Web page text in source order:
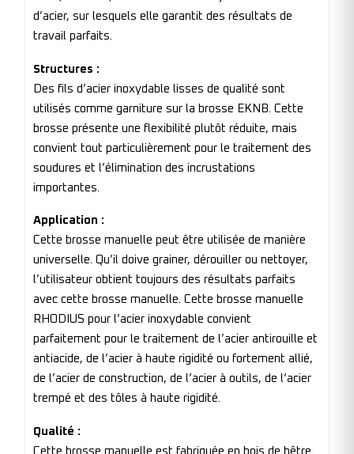
d’acier, sur lesquels elle garantit des résultats de
travail parfaits.
Structures :
Des fils d’acier inoxydable lisses de qualité sont
utilisés comme garniture sur la brosse EKNB. Cette
brosse présente une flexibilité plutôt réduite, mais
convient tout particulièrement pour le traitement des
soudures et l’élimination des incrustations
importantes.
Application :
Cette brosse manuelle peut être utilisée de manière
universelle. Qu’il doive grainer, dérouiller ou nettoyer,
l’utilisateur obtient toujours des résultats parfaits
avec cette brosse manuelle. Cette brosse manuelle
RHODIUS pour l’acier inoxydable convient
parfaitement pour le traitement de l’acier antirouille et
antiacide, de l’acier à haute rigidité ou fortement allié,
de l’acier de construction, de l’acier à outils, de l’acier
trempé et des tôles à haute rigidité.
Qualité :
Cette brosse manuelle est fabriquée en bois de hêtre.